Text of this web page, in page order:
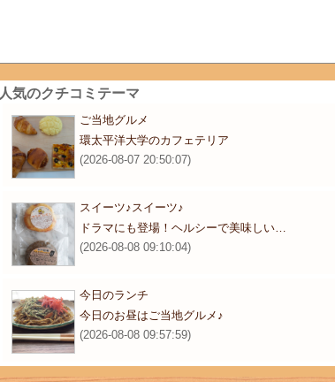
人気のクチコミテーマ
ご当地グルメ
環太平洋大学のカフェテリア
(2026-08-07 20:50:07)
スイーツ♪スイーツ♪
ドラマにも登場！ヘルシーで美味しい…
(2026-08-08 09:10:04)
今日のランチ
今日のお昼はご当地グルメ♪
(2026-08-08 09:57:59)